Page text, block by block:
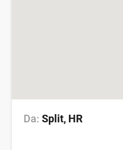
Da: Split, HR